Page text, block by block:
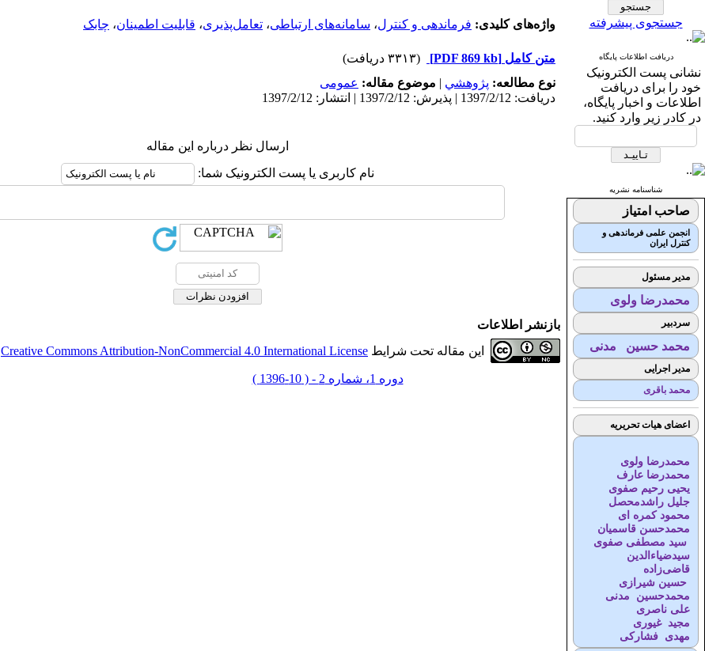
جستجوی پیشرفته
دریافت اطلاعات پایگاه
نشانی پست الکترونیک
خود را برای دریافت
اطلاعات و اخبار پایگاه،
در کادر زیر وارد کنید.
شناسنامه نشریه
صاحب امتیاز
انجمن علمی فرماندهی و
کنترل ایران
مدیر مسئول
محمدرضا ولوی
سردبیر
محمد حسین مدنی
مدیر اجرایی
محمد باقری
اعضای هیات تحریریه
محمدرضا ولوی
محمدرضا عارف
یحیی رحیم صفوی
جلیل راشدمحصل
محمود کمره ای
محمدحسن قاسمیان
سید مصطفی صفوی
سیدضیاء‌الدین
قاضی‌زاده
حسین شیرازی
محمدحسین مدنی
علی ناصری
مجید غیوری
مهدی فشارکی
واژه‌های کلیدی: فرماندهی و کنترل، سامانه‌های ارتباطی، تعامل‌پذیری، قابلیت اطمینان، چابک
متن کامل [PDF 869 kb]
(۳۳۱۳ دریافت)
نوع مطالعه: پژوهشي | موضوع مقاله: عمومى
دریافت: 1397/2/12 | پذیرش: 1397/2/12 | انتشار: 1397/2/12
ارسال نظر درباره این مقاله
نام کاربری یا پست الکترونیک شما:
بازنشر اطلاعات
این مقاله تحت شرایط Creative Commons Attribution-NonCommercial 4.0 International License
دوره 1، شماره 2 - ( 10-1396 )